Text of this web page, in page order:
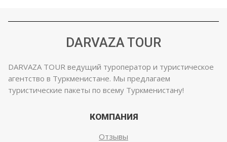
DARVAZA TOUR
DARVAZA TOUR ведущий туроператор и туристическое
агентство в Туркменистане. Мы предлагаем
туристические пакеты по всему Туркменистану!
КОМПАНИЯ
Отзывы